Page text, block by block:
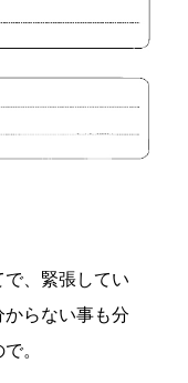
、緊張してい
らない事も分
。